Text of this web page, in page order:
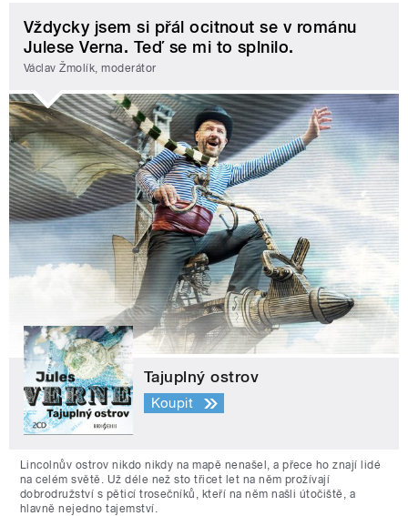
Vždycky jsem si přál ocitnout se v románu
Julese Verna. Teď se mi to splnilo.
Václav Žmolík, moderátor
Tajuplný ostrov
Koupit
Lincolnův ostrov nikdo nikdy na mapě nenašel, a přece ho znají lidé
na celém světě. Už déle než sto třicet let na něm prožívají
dobrodružství s pěticí trosečníků, kteří na něm našli útočiště, a
hlavně nejedno tajemství.